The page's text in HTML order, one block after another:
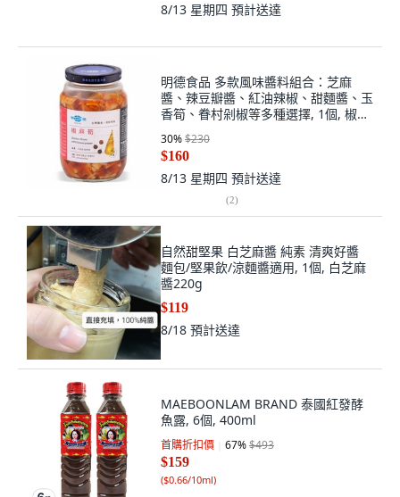
8/13 星期四 預計送達
明德食品 多款風味醬料組合：芝麻
醬、辣豆瓣醬、紅油辣椒、甜麵醬、玉
香筍、眷村剁椒等多種選擇, 1個, 椒麻
筍(小辣)(410g/罐)
30%$230
$160
8/13 星期四 預計送達
(2)
自然甜堅果 白芝麻醬 純素 清爽好醬
麵包/堅果飲/涼麵醬適用, 1個, 白芝麻
醬220g
$119
8/18 預計送達
MAEBOONLAM BRAND 泰國紅發酵
魚露, 6個, 400ml
首購折扣價 67%$493
$159
($0.66/10ml)